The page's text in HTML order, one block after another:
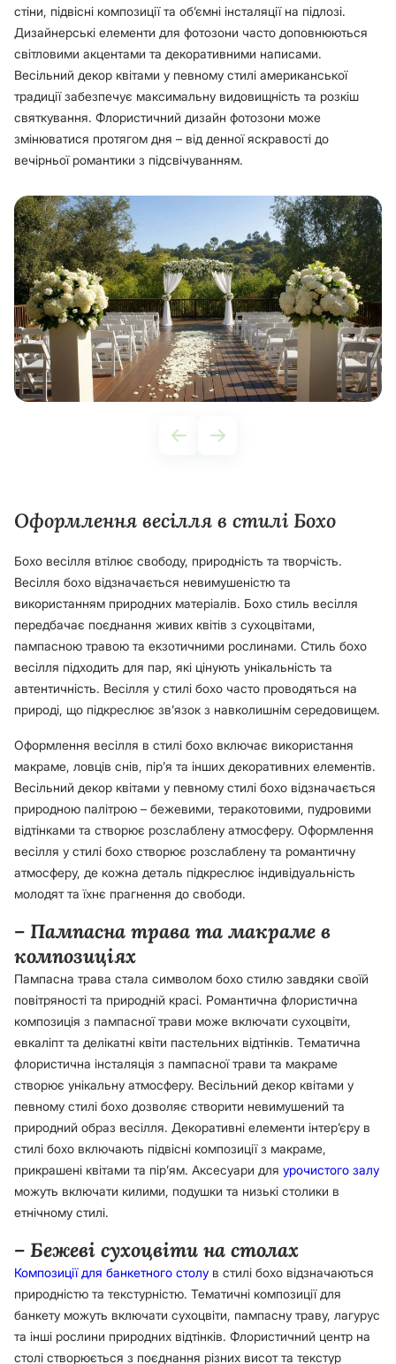
стіни, підвісні композиції та об’ємні інсталяції на підлозі.
Дизайнерські елементи для фотозони часто доповнюються
світловими акцентами та декоративними написами.
Весільний декор квітами у певному стилі американської
традиції забезпечує максимальну видовищність та розкіш
святкування. Флористичний дизайн фотозони може
змінюватися протягом дня – від денної яскравості до
вечірньої романтики з підсвічуванням.
Оформлення весілля в стилі Бохо
Бохо весілля втілює свободу, природність та творчість.
Весілля бохо відзначається невимушеністю та
використанням природних матеріалів. Бохо стиль весілля
передбачає поєднання живих квітів з сухоцвітами,
пампасною травою та екзотичними рослинами. Стиль бохо
весілля підходить для пар, які цінують унікальність та
автентичність. Весілля у стилі бохо часто проводяться на
природі, що підкреслює зв’язок з навколишнім середовищем.
Оформлення весілля в стилі бохо включає використання
макраме, ловців снів, пір’я та інших декоративних елементів.
Весільний декор квітами у певному стилі бохо відзначається
природною палітрою – бежевими, теракотовими, пудровими
відтінками та створює розслаблену атмосферу. Оформлення
весілля у стилі бохо створює розслаблену та романтичну
атмосферу, де кожна деталь підкреслює індивідуальність
молодят та їхнє прагнення до свободи.
– Пампасна трава та макраме в
композиціях
Пампасна трава стала символом бохо стилю завдяки своїй
повітряності та природній красі. Романтична флористична
композиція з пампасної трави може включати сухоцвіти,
евкаліпт та делікатні квіти пастельних відтінків. Тематична
флористична інсталяція з пампасної трави та макраме
створює унікальну атмосферу. Весільний декор квітами у
певному стилі бохо дозволяє створити невимушений та
природний образ весілля. Декоративні елементи інтер’єру в
стилі бохо включають підвісні композиції з макраме,
прикрашені квітами та пір’ям. Аксесуари для урочистого залу
можуть включати килими, подушки та низькі столики в
етнічному стилі.
– Бежеві сухоцвіти на столах
Композиції для банкетного столу в стилі бохо відзначаються
природністю та текстурністю. Тематичні композиції для
банкету можуть включати сухоцвіти, пампасну траву, лагурус
та інші рослини природних відтінків. Флористичний центр на
столі створюється з поєднання різних висот та текстур